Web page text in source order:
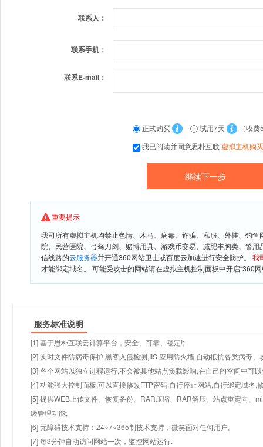
联系人：
联系手机：
联系E-mail：
正式购买 试用7天
（收费
我已阅读并同意思朴互联 虚拟主机购
重要提示
我司所有虚拟主机均禁止色情、木马、病毒、诈骗、私服、外挂、钓
院、民营医院、弓驽刀剑、赌博用具、游戏币交易、减肥丰胸类、警
信线路的云服务器并开通360网站卫士或百度云加速进行安全防护。 我
才能绑定域名。 可能受攻击的网站请在虚拟主机控制面板中开启“360
服务标准说明
[1] 基于思朴互联云计算平台，安全、可靠、稳定!;
[2] 实时文件防病毒保护,黑客入侵检测,IIS 应用防火墙,自动抵抗各类病毒、
[3] 各个网站以独立进程运行,不会被其他站点负载影响,在自己的空间中可
[4] 功能强大控制面板,可以直接修改FTP密码,自行停止网站,自行绑定域名,
[5] 提供WEB上传文件、恢复备份、RAR压缩、RAR解压、站点重定向、
级管理功能;
[6] 无障碍技术支持：24×7×365制技术支持，微笑面对任何用户。
[7] 每3分钟自动访问网站一次，监控网站运行.